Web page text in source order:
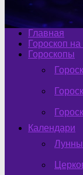
Главная
Гороскоп
Гороскопы
Календари